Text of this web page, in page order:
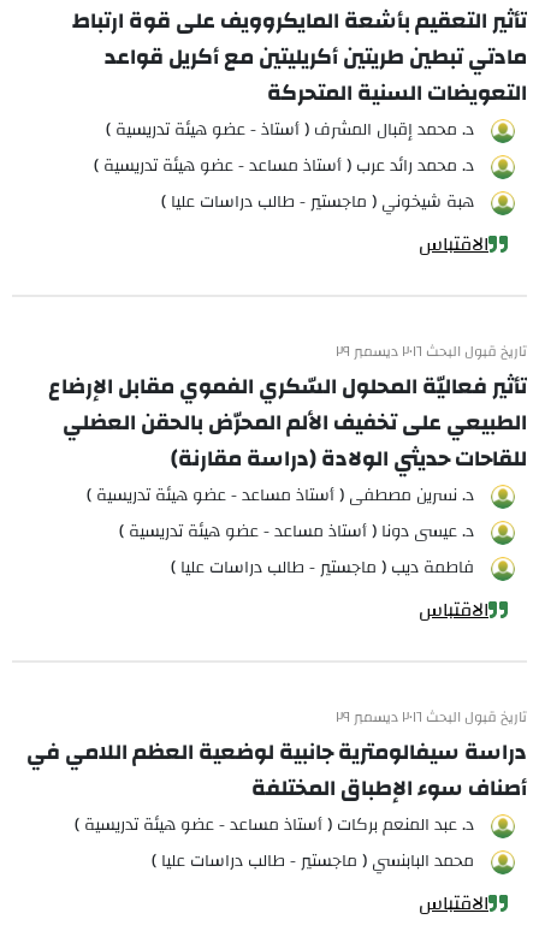
تأثير التعقيم بأشعة المايكروويف على قوة ارتباط
مادتي تبطين طريتين أكريليتين مع أكريل قواعد
التعويضات السنية المتحركة
د. محمد إقبال المشرف ( أستاذ - عضو هيئة تدريسية )
د. محمد رائد عرب ( أستاذ مساعد - عضو هيئة تدريسية )
هبة شيخوني ( ماجستير - طالب دراسات عليا )
الاقتباس
تاريخ قبول البحث ٢٠١٦ ديسمبر ٢٩
تأثير فعاليّة المحلول السّكري الفموي مقابل الإرضاع
الطبيعي على تخفيف الألم المحرّض بالحقن العضلي
للقاحات حديثي الولادة (دراسة مقارنة)
د. نسرين مصطفى ( أستاذ مساعد - عضو هيئة تدريسية )
د. عيسى دونا ( أستاذ مساعد - عضو هيئة تدريسية )
فاطمة ديب ( ماجستير - طالب دراسات عليا )
الاقتباس
تاريخ قبول البحث ٢٠١٦ ديسمبر ٢٩
دراسة سيفالومترية جانبية لوضعية العظم اللامي في
أصناف سوء الإطباق المختلفة
د. عبد المنعم بركات ( أستاذ مساعد - عضو هيئة تدريسية )
محمد البابنسي ( ماجستير - طالب دراسات عليا )
الاقتباس